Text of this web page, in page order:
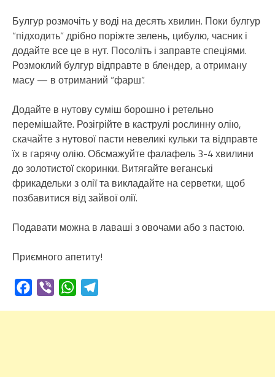
Булгур розмочіть у воді на десять хвилин. Поки булгур
“підходить” дрібно поріжте зелень, цибулю, часник і
додайте все це в нут. Посоліть і заправте спеціями.
Розмоклий булгур відправте в блендер, а отриману
масу — в отриманий “фарш”.
Додайте в нутову суміш борошно і ретельно
перемішайте. Розігрійте в каструлі рослинну олію,
скачайте з нутової пасти невеликі кульки та відправте
їх в гарячу олію. Обсмажуйте фалафель 3-4 хвилини
до золотистої скоринки. Витягайте веганські
фрикадельки з олії та викладайте на серветки, щоб
позбавитися від зайвої олії.
Подавати можна в лаваші з овочами або з пастою.
Приємного апетиту!
Facebook
Viber WhatsApp